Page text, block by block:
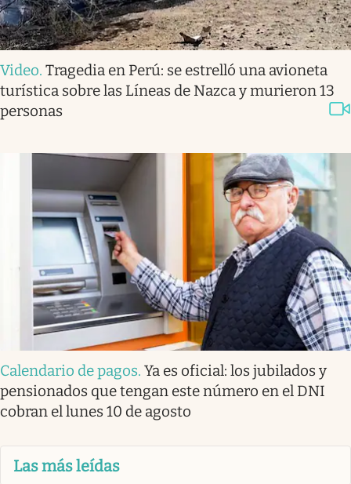
Video. Tragedia en Perú: se estrelló una avioneta
turística sobre las Líneas de Nazca y murieron 13
personas
Calendario de pagos. Ya es oficial: los jubilados y
pensionados que tengan este número en el DNI
cobran el lunes 10 de agosto
Las más leídas